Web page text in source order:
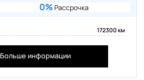
0% Рассрочка
172300 км
Больше информации